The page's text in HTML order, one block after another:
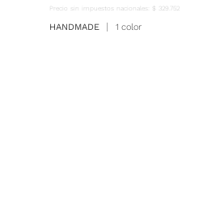
Precio sin impuestos nacionales: $ 329 752
HANDMADE 1 color